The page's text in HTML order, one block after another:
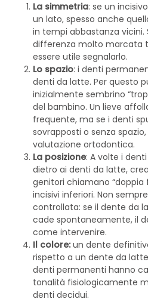
La simmetria: se un
un lato, spesso anche
in tempi abbastanza vicini.
differenza molto marcata
essere utile segnalarlo.
Lo spazio: i denti
denti da latte. Per questo
inizialmente sembrino
del bambino. Un lieve
frequente, ma se i denti
sovrapposti o senza
valutazione ortodontica.
La posizione: A volte i
dietro ai denti da latte,
genitori chiamano “doppia
incisivi inferiori. Non
controllata: se il dente da
cade spontaneamente, il
come intervenire.
Il colore:un dente
rispetto a un dente da
denti permanenti hanno
tonalità fisiologicamente
denti decidui.